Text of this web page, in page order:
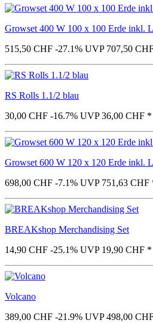
Growset 400 W 100 x 100 Erde inkl.
515,50 CHF -27.1% UVP 707,50
RS Rolls 1.1/2 blau
30,00 CHF -16.7% UVP 36,00 CHF *
Growset 600 W 120 x 120 Erde inkl.
698,00 CHF -7.1% UVP 751,63 CHF
BREAKshop Merchandising Set
14,90 CHF -25.1% UVP 19,90 CHF *
Volcano
389,00 CHF -21.9% UVP 498,00